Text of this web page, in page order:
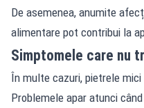
De asemenea, anumite
alimentare pot contribui la
Simptomele care nu
În multe cazuri, pietrele
Problemele apar atunci